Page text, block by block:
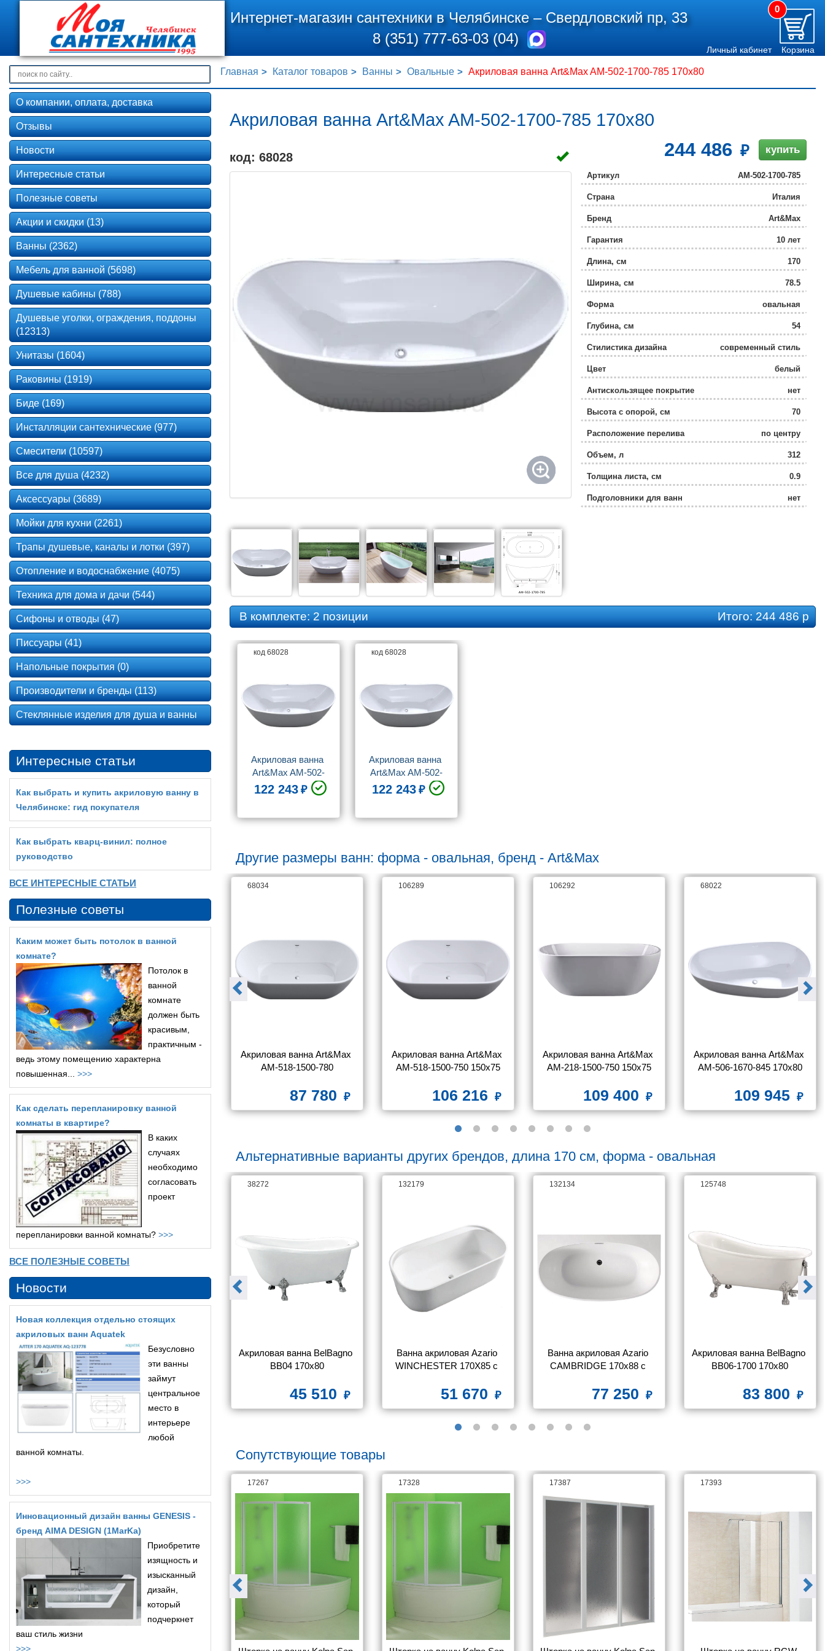
Интернет-магазин сантехники в Челябинске –Свердловский пр, 33
8 (351) 777-63-03 (04)
0
Личный кабинет Корзина
Главная Каталог товаров Ванны Овальные Акриловая ванна Art&Max AM-502-1700-785 170x80
Акриловая ванна Art&Max AM-502-1700-785 170x80
код: 68028 244 486 купить
Артикул AM-502-1700-785
Страна Италия
Бренд Art&Max
Гарантия 10 лет
Длина, см 170
Ширина, см 78.5
Форма овальная
Глубина, см 54
Стилистика дизайна современный стиль
Цвет белый
Антискользящее покрытие нет
Высота с опорой, см 70
Расположение перелива по центру
Объем, л 312
Толщина листа, см 0.9
Подголовники для ванн нет
В комплекте:2 позиции Итого:244 486 р
код 68028
Акриловая ванна
Art&Max AM-502-
1700-785 170x80
122 243
код 68028
Акриловая ванна
Art&Max AM-502-
1700-785 170x80
122 243
Другие размеры ванн: форма - овальная, бренд - Art&Max
165x70
804
106295
AM-206-1500-750
111 804
68034
Акриловая ванна Art&Max
AM-518-1500-780
87 780
106289
Акриловая ванна Art&Max
AM-518-1500-750 150x75
106 216
106292
Акриловая ванна Art&Max
AM-218-1500-750 150x75
109 400
68022
Акриловая ванна Art&Max
AM-506-1670-845 170x80
109 945
Альтернативные варианты других брендов, длина 170 см, форма - овальная
BelBagno
NERO
190
38328
Акриловая ванна BelBagno
BB407-1700-800 170x80
87 360
38272
Акриловая ванна BelBagno
BB04 170x80
45 510
132179
Ванна акриловая Azario
WINCHESTER 170X85 с
рамой
51 670
132134
Ванна акриловая Azario
CAMBRIDGE 170х88 с
рамой
77 250
125748
Акриловая ванна BelBagno
BB06-1700 170x80
83 800
Сопутствующие товары
17267 17328 17387 17393
О компании, оплата, доставка
Отзывы
Новости
Интересные статьи
Полезные советы
Акции и скидки (13)
Ванны (2362)
Мебель для ванной (5698)
Душевые кабины (788)
Душевые уголки, ограждения, поддоны
(12313)
Унитазы (1604)
Раковины (1919)
Биде (169)
Инсталляции сантехнические (977)
Смесители (10597)
Все для душа (4232)
Аксессуары (3689)
Мойки для кухни (2261)
Трапы душевые, каналы и лотки (397)
Отопление и водоснабжение (4075)
Техника для дома и дачи (544)
Сифоны и отводы (47)
Писсуары (41)
Напольные покрытия (0)
Производители и бренды (113)
Стеклянные изделия для душа и ванны
Интересные статьи
Как выбрать и купить акриловую ванну в
Челябинске: гид покупателя
Как выбрать кварц‑винил: полное
руководство
ВСЕ ИНТЕРЕСНЫЕ СТАТЬИ
Полезные советы
Каким может быть потолок в ванной
комнате?
Потолок в
ванной
комнате
должен быть
красивым,
практичным -
ведь этому помещению характерна
повышенная... >>>
Как сделать перепланировку ванной
комнаты в квартире?
В каких
случаях
необходимо
согласовать
проект
перепланировки ванной комнаты? >>>
ВСЕ ПОЛЕЗНЫЕ СОВЕТЫ
Новости
Новая коллекция отдельно стоящих
акриловых ванн Aquatek
Безусловно
эти ванны
займут
центральное
место в
интерьере
любой
ванной комнаты.
>>>
Инновационный дизайн ванны GENESIS -
бренд AIMA DESIGN (1MarKa)
Приобретите
изящность и
изысканный
дизайн,
который
подчеркнет
ваш стиль жизни
>>>